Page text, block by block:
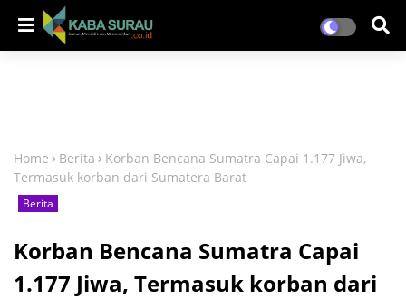
Home Berita
Korban Bencana Sumatra Capai 1.177 Jiwa,
Termasuk korban dari Sumatera Barat
Berita
Korban Bencana Sumatra Capai
1.177 Jiwa, Termasuk korban dari